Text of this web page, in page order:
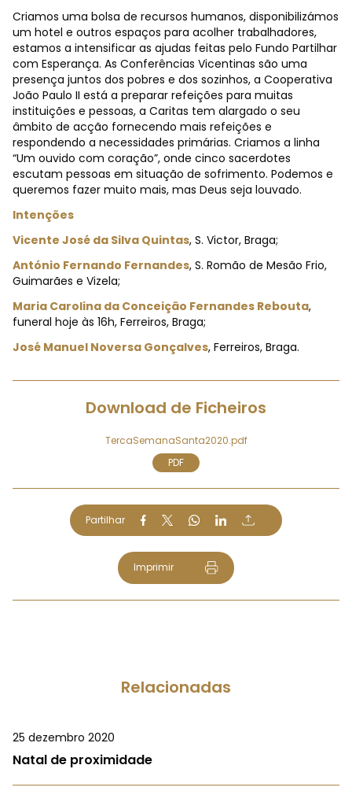
Criamos uma bolsa de recursos humanos, disponibilizámos
um hotel e outros espaços para acolher trabalhadores,
estamos a intensificar as ajudas feitas pelo Fundo Partilhar
com Esperança. As Conferências Vicentinas são uma
presença juntos dos pobres e dos sozinhos, a Cooperativa
João Paulo II está a preparar refeições para muitas
instituições e pessoas, a Caritas tem alargado o seu
âmbito de acção fornecendo mais refeições e
respondendo a necessidades primárias. Criamos a linha
“Um ouvido com coração”, onde cinco sacerdotes
escutam pessoas em situação de sofrimento. Podemos e
queremos fazer muito mais, mas Deus seja louvado.
Intenções
Vicente José da Silva Quintas, S. Victor, Braga;
António Fernando Fernandes, S. Romão de Mesão Frio,
Guimarães e Vizela;
Maria Carolina da Conceição Fernandes Rebouta,
funeral hoje às 16h, Ferreiros, Braga;
José Manuel Noversa Gonçalves, Ferreiros, Braga.
Download de Ficheiros
TercaSemanaSanta2020.pdf
PDF
Partilhar
Imprimir
Relacionadas
25 dezembro 2020
Natal de proximidade